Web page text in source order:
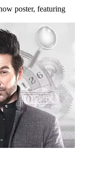
poster, featuring